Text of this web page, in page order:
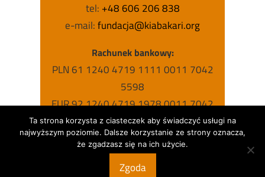
tel: +48 606 206 838
e-mail:fundacja@kiabakari.org
Rachunek bankowy:
PLN 61 1240 4719 1111 0011 7042
5598
EUR 92 1240 4719 1978 0011 7042
5631
USD 63 1240 4719 1787 0011 7042
5615
Ta strona korzysta z ciasteczek aby świadczyć usługi na
najwyższym poziomie. Dalsze korzystanie ze strony oznacza,
że zgadzasz się na ich użycie.
Zgoda